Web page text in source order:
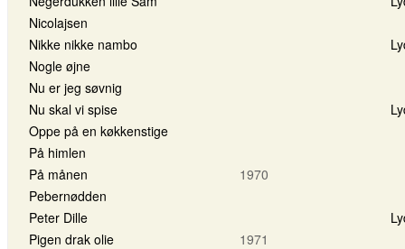
Nicolajsen
Nikke nikke nambo
Nogle øjne
Nu er jeg søvnig
Nu skal vi spise
Oppe på en køkkenstige
På himlen
På månen
1970
Pebernødden
Peter Dille
Pigen drak olie
1971